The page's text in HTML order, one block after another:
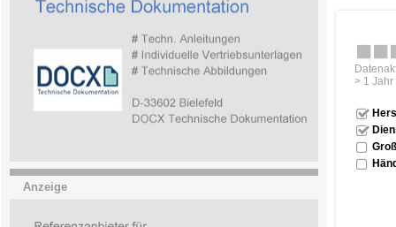
Anzeige
> 1 Jahr